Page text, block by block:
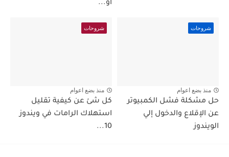
أو...
شروحات
منذ بضع اعوام
حل مشكلة فشل الكمبيوتر
عن الإقلاع والدخول إلي
الويندوز
شروحات
منذ بضع اعوام
كل شئ عن كيفية تقليل
استهلاك الرامات في ويندوز
10...